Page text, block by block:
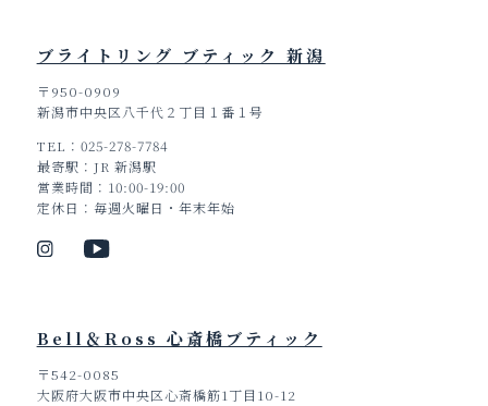
ブライトリング ブティック 新潟
〒950-0909
新潟市中央区八千代２丁目１番１号
TEL
025-278-7784
最寄駅
JR 新潟駅
営業時間
10:00-19:00
定休日
毎週火曜日・年末年始
Bell＆Ross 心斎橋ブティック
〒542-0085
大阪府大阪市中央区心斎橋筋1丁目10-12